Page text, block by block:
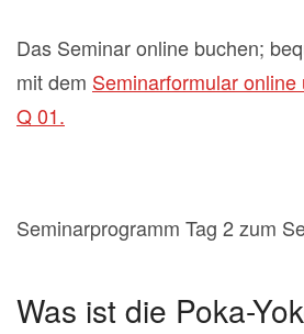
Das Seminar online buchen;
mit dem Seminarformular
Q 01.
Seminarprogramm Tag 2 zum
Was ist die Poka-